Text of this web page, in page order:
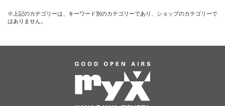
※上記のカテゴリーは、キーワード別のカテゴリーであり、ショップのカテゴリーで
はありません。